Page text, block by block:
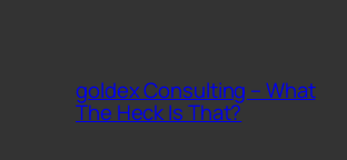
goldex Consulting – What
The Heck Is That?